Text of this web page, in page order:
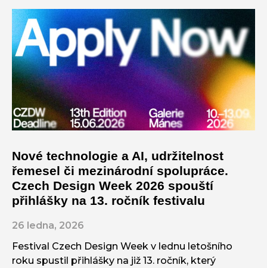
Nové technologie a AI, udržitelnost
řemesel či mezinárodní spolupráce.
Czech Design Week 2026 spouští
přihlášky na 13. ročník festivalu
26 ledna, 2026
Festival Czech Design Week v lednu letošního
roku spustil přihlášky na již 13. ročník, který